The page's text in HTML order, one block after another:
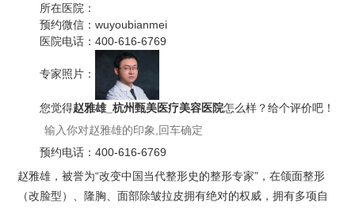
所在医院：
预约微信：wuyoubianmei
医院电话：400-616-6769
专家照片：
您觉得赵雅雄_杭州甄美医疗美容医院怎么样？给个评价吧！
预约电话：400-616-6769
赵雅雄，被誉为“改变中国当代整形史的整形专家”，在颌面整形
（改脸型）、隆胸、面部除皱拉皮拥有绝对的权威，拥有多项自